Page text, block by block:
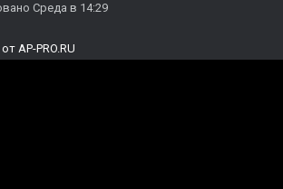
Среда в 14:29
AP-PRO.RU